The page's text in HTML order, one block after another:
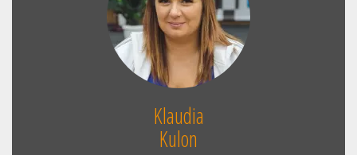
Klaudia
Kulon